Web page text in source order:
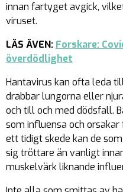
innan fartyget avgick,
viruset.
LÄS ÄVEN: Forskare:
överdödlighet
Hantavirus kan ofta leda
drabbar lungorna eller
och till och med dödsfall.
som influensa och
ett tidigt skede kan de
sig tröttare än vanligt
muskelvärk liknande